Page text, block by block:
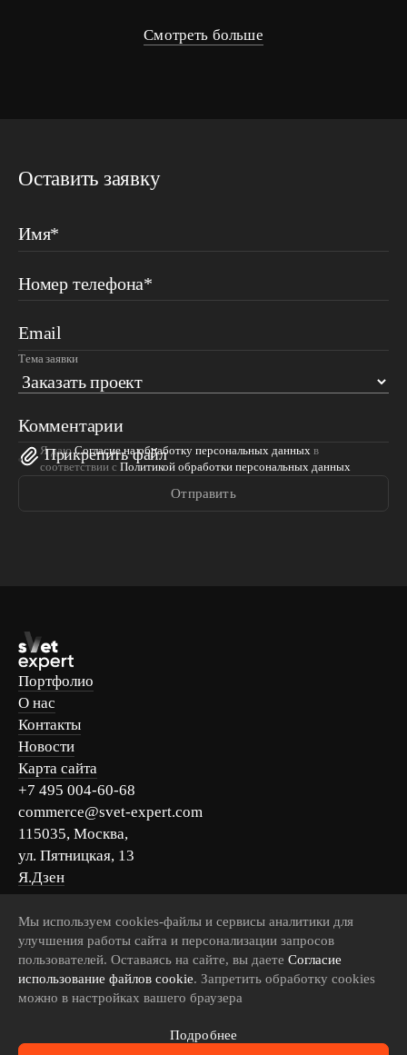
Смотреть больше
Оставить заявку
Имя*
Номер телефона*
Email
Тема заявки
Комментарии
Прикрепить файл
Отправить
Я даюСогласие на обработку персональных данных в
соответствии с Политикой обработки персональных данных
Портфолио
О нас
Контакты
Новости
Карта сайта
+7 495 004-60-68
commerce@svet-expert.com
115035, Москва,
ул. Пятницкая, 13
Я.Дзен
Вконтакте
Telegram
MAX
Мы используем cookies-файлы и сервисы аналитики для
улучшения работы сайта и персонализации запросов
пользователей. Оставаясь на сайте, вы даете Согласие
использование файлов cookie. Запретить обработку cookies
можно в настройках вашего браузера
Подробнее